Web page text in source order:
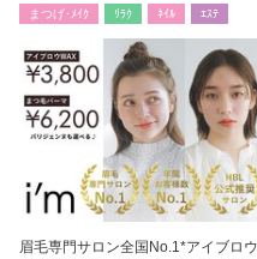
まつげ･ﾒｲｸ ﾘﾗｸ ﾈｲﾙ ｴｽﾃ
眉毛専門サロン全国No.1*アイブロ